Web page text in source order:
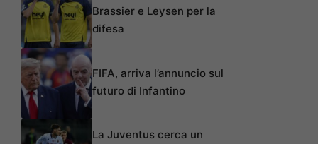
Brassier e Leysen per la
difesa
FIFA, arriva l’annuncio sul
futuro di Infantino
La Juventus cerca un